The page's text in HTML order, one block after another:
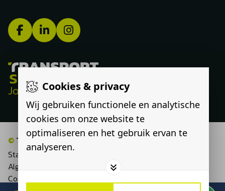
Cookies & privacy
Wij gebruiken functionele en analytische
cookies om onze website te
optimaliseren en het gebruik ervan te
analyseren.
Jouw route, onze expertise
© Transport Select
Statement discriminatie
Algemene voorwaarden
Cookieverklaring